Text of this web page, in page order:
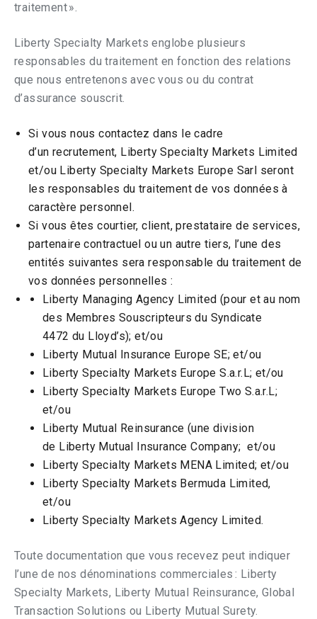
traitement ».
Liberty Specialty Markets englobe plusieurs
responsables du traitement en fonction des relations
que nous entretenons avec vous ou du contrat
d’assurance souscrit.
Si vous nous contactez dans le cadre
d’un recrutement, Liberty Specialty Markets Limited
et/ou Liberty Specialty Markets Europe Sarl seront
les responsables du traitement de vos données à
caractère personnel.
Si vous êtes courtier, client, prestataire de services,
partenaire contractuel ou un autre tiers, l’une des
entités suivantes sera responsable du traitement de
vos données personnelles :
Liberty Managing Agency Limited (pour et au nom
des Membres Souscripteurs du Syndicate
4472 du Lloyd’s); et/ou
Liberty Mutual Insurance Europe SE; et/ou
Liberty Specialty Markets Europe S.a.r.L; et/ou
Liberty Specialty Markets Europe Two S.a.r.L;
et/ou
Liberty Mutual Reinsurance (une division
de Liberty Mutual Insurance Company; et/ou
Liberty Specialty Markets MENA Limited; et/ou
Liberty Specialty Markets Bermuda Limited,
et/ou
Liberty Specialty Markets Agency Limited.
Toute documentation que vous recevez peut indiquer
l’une de nos dénominations commerciales : Liberty
Specialty Markets, Liberty Mutual Reinsurance, Global
Transaction Solutions ou Liberty Mutual Surety.